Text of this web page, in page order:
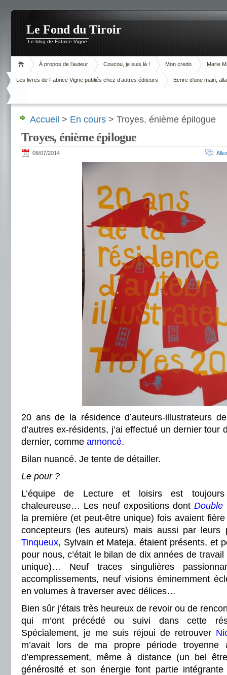
Le Fond du Tiroir
Le blog de Fabrice Vigne
À propos de l’auteur Coucou, je suis là ! Mon credo Marie
Les livres de Fabrice Vigne publiés chez d’autres éditeurs Ecrire d’une main,
Accueil > En cours > Troyes, énième épilogue
Troyes, énième épilogue
08/07/2014
20 ans de la résidence d’auteurs-illustrateurs
d’autres ex-résidents, j’ai effectué un dernier tour
dernier, comme annoncé.
Bilan nuancé. Je tente de détailler.
Le pour ?
L’équipe de Lecture et loisirs est
chaleureuse… Les neuf expositions dontDouble
la première (et peut-être unique) fois avaient
concepteurs (les auteurs) mais aussi par leurs
Tinqueux, Sylvain et Mateja, étaient présents, et
pour nous, c’était le bilan de dix années de
unique)… Neuf traces singulières
accomplissements, neuf visions éminemment
en volumes à traverser avec délices…
Bien sûr j’étais très heureux de revoir ou de
qui m’ont précédé ou suivi dans cette
Spécialement, je me suis réjoui de retrouver
m’avait lors de ma propre période troyenne
d’empressement, même à distance (un bel
générosité et son énergie font partie